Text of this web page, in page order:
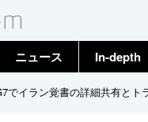
ニュース
トップ
In-depth
でイラン覚書の詳細共有とト